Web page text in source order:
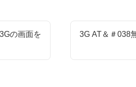
の画面を
3G AT＆＃038